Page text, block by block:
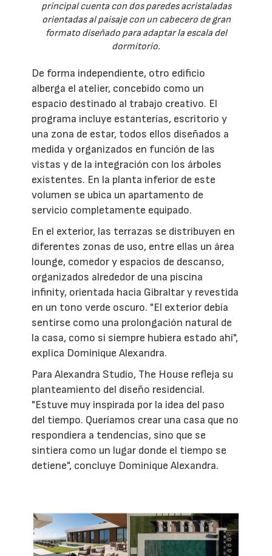
principal cuenta con dos paredes acristaladas
orientadas al paisaje con un cabecero de gran
formato diseñado para adaptar la escala del
dormitorio.
De forma independiente, otro edificio
alberga el atelier, concebido como un
espacio destinado al trabajo creativo. El
programa incluye estanterías, escritorio y
una zona de estar, todos ellos diseñados a
medida y organizados en función de las
vistas y de la integración con los árboles
existentes. En la planta inferior de este
volumen se ubica un apartamento de
servicio completamente equipado.
En el exterior, las terrazas se distribuyen en
diferentes zonas de uso, entre ellas un área
lounge, comedor y espacios de descanso,
organizados alrededor de una piscina
infinity, orientada hacia Gibraltar y revestida
en un tono verde oscuro. "El exterior debía
sentirse como una prolongación natural de
la casa, como si siempre hubiera estado ahí",
explica Dominique Alexandra.
Para Alexandra Studio, The House refleja su
planteamiento del diseño residencial.
"Estuve muy inspirada por la idea del paso
del tiempo. Queríamos crear una casa que no
respondiera a tendencias, sino que se
sintiera como un lugar donde el tiempo se
detiene", concluye Dominique Alexandra.